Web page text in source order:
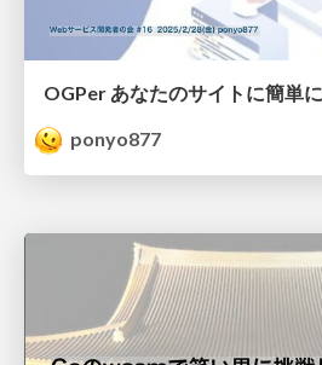
OGPer あなたのサイトに簡単
ponyo877